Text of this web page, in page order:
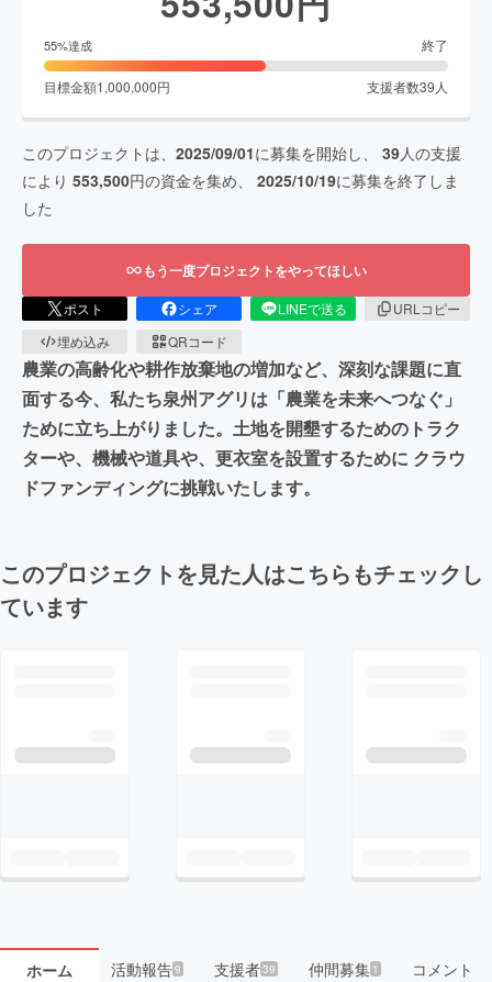
55%達成 終了
目標金額1,000,000円 支援者数39 人
このプロジェクトは、 2025/09/01に募集を開始し、 39人の支援
により 553,500円の資金を集め、 2025/10/19に募集を終了しま
した
もう一度プロジェクトをやってほしい
ポスト シェア LINEで送る
URLコピー
埋め込み
QRコード
農業の高齢化や耕作放棄地の増加など、深刻な課題に直
面する今、私たち泉州アグリは「農業を未来へつなぐ」
ために立ち上がりました。土地を開墾するためのトラク
ターや、機械や道具や、更衣室を設置するために クラウ
ドファンディングに挑戦いたします。
このプロジェクトを見た人はこちらもチェックし
ています
ホーム 活動報告9 支援者39 仲間募集 1 コメント